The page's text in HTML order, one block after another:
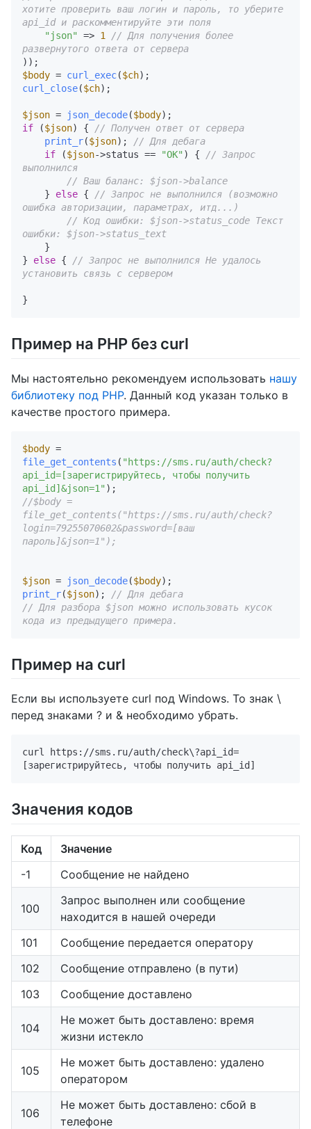
хотите проверить ваш логин и пароль, то уберите
api_id и раскомментируйте эти поля
"json"
=> 1
// Для получения более
развернутого ответа от сервера
$body = curl_exec($ch
curl_close($ch);
$json = json_decode($body
if ($json) {
// Получен ответ от сервера
print_r($json);
// Для дебага
if ($json->status == "OK" ) {
// Запрос
выполнился
// Ваш баланс: $json->balance
    }
else {
// Запрос не выполнился (возможно
ошибка авторизации, параметрах, итд...)
// Код ошибки: $json->status_code Текст
ошибки: $json->status_text
} else {
// Запрос не выполнился Не удалось
установить связь с сервером
Пример на PHP без curl
Мы настоятельно рекомендуем использовать нашу
библиотеку под PHP. Данный код указан только в
качестве простого примера.
$body
file_get_contents ( "https://sms.ru/auth/check?
api_id=[зарегистрируйтесь, чтобы получить
api_id]&json=1"
//$body =
file_get_contents("https://sms.ru/auth/check?
login=79255070602&password=[ваш
пароль]&json=1");
$json = json_decode($body
print_r($json);
// Для дебага
// Для разбора $json можно использовать кусок
кода из предыдущего примера.
Пример на curl
Если вы используете curl под Windows. То знак \
перед знаками ? и & необходимо убрать.
curl https://sms.ru/auth/check\?api_id=
Значения кодов
Код
Значение
-1
Сообщение не найдено
100
Запрос выполнен или сообщение
находится в нашей очереди
101
Сообщение передается оператору
102
Сообщение отправлено (в пути)
103
Сообщение доставлено
104
Не может быть доставлено: время
жизни истекло
105
Не может быть доставлено: удалено
оператором
106
Не может быть доставлено: сбой в
телефоне